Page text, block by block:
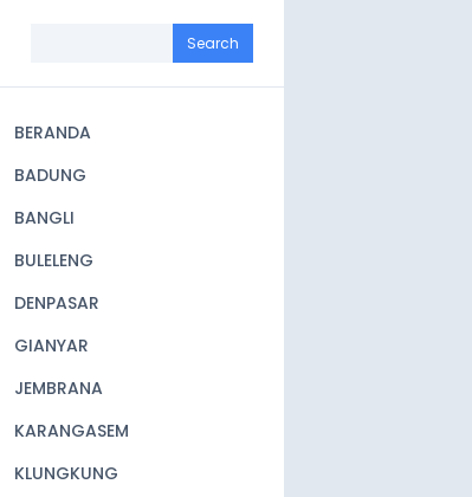
navigation
BERANDA
BADUNG
BANGLI
BULELENG
DENPASAR
GIANYAR
JEMBRANA
KARANGASEM
KLUNGKUNG